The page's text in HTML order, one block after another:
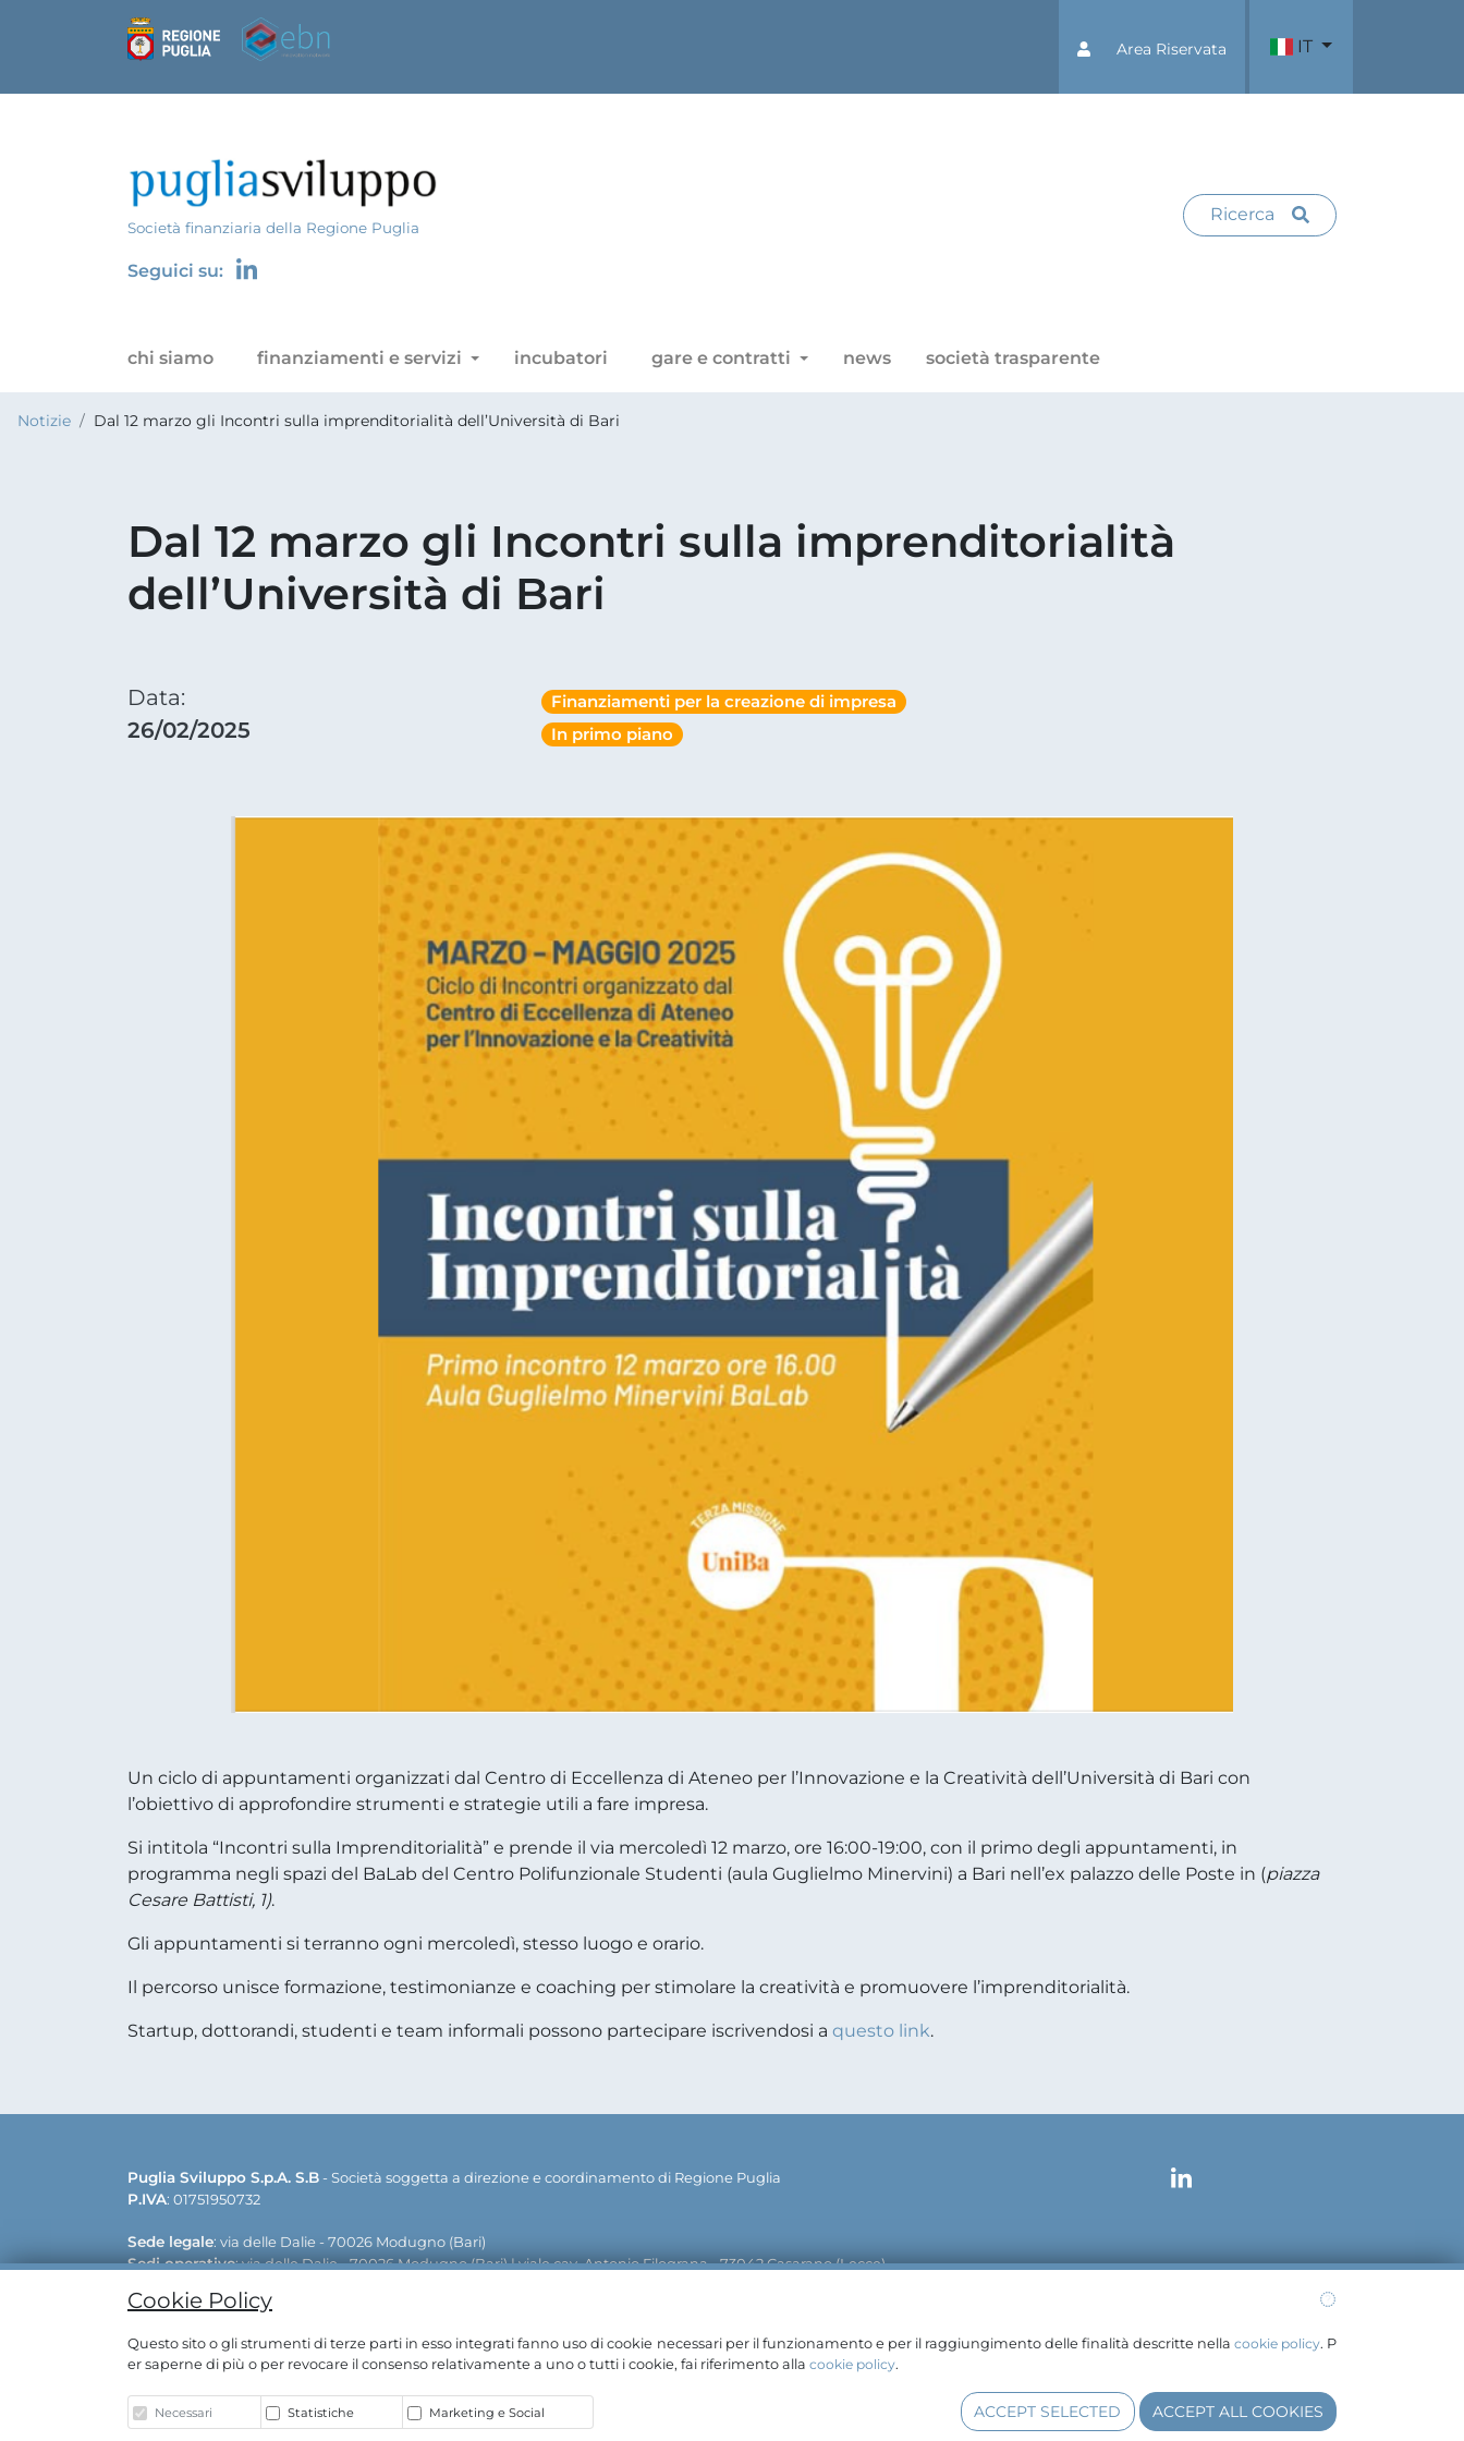
Area Riservata IT
Società finanziaria della Regione Puglia
Seguici su:
Ricerca
chi siamo finanziamenti e servizi incubatori gare e contratti news società trasparente
Notizie Dal 12 marzo gli Incontri sulla imprenditorialità dell’Università di Bari
Dal 12 marzo gli Incontri sulla imprenditorialità
dell’Università di Bari
Data:
26/02/2025
Finanziamenti per la creazione di impresa
In primo piano
Un ciclo di appuntamenti organizzati dal Centro di Eccellenza di Ateneo per l’Innovazione e la Creatività dell’Università di Bari con
l’obiettivo di approfondire strumenti e strategie utili a fare impresa.
Si intitola “Incontri sulla Imprenditorialità” e prende il via mercoledì 12 marzo, ore 16:00-19:00, con il primo degli appuntamenti, in
programma negli spazi del BaLab del Centro Polifunzionale Studenti (aula Guglielmo Minervini) a Bari nell’ex palazzo delle Poste in (piazza
Cesare Battisti, 1).
Gli appuntamenti si terranno ogni mercoledì, stesso luogo e orario.
Il percorso unisce formazione, testimonianze e coaching per stimolare la creatività e promuovere l’imprenditorialità.
Startup, dottorandi, studenti e team informali possono partecipare iscrivendosi a questo link.
Puglia Sviluppo S.p.A. S.B- Società soggetta a direzione e coordinamento di Regione Puglia
P.IVA: 01751950732
Sede legale: via delle Dalie - 70026 Modugno (Bari)
Sedi operative: via delle Dalie - 70026 Modugno (Bari) | viale cav. Antonio Filograna - 73042 Casarano (Lecce)
Whistleblowing
Azionista Unico Regione Puglia | C.F. 80017210727
Cookie Policy
Questo sito o gli strumenti di terze parti in esso integrati fanno uso di cookie necessari per il funzionamento e per il raggiungimento delle finalità descritte nella cookie policy. P
er saperne di più o per revocare il consenso relativamente a uno o tutti i cookie, fai riferimento alla cookie policy.
Necessari Statistiche Marketing e Social ACCEPT SELECTED ACCEPT ALL COOKIES